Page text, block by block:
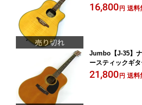
エレアコ/アリア】
16,800 円 送料
Jumbo【J-35】
ースティックギ
岡山店
21,800 円 送料